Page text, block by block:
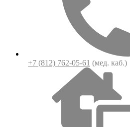
+7 (812) 762-05-61 (мед. каб.)